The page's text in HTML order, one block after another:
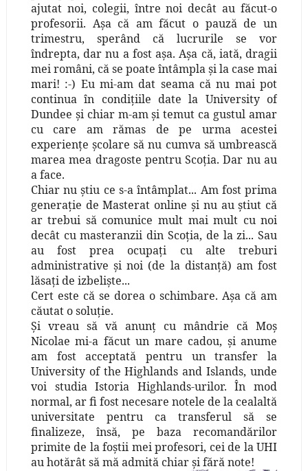
ajutat noi, colegii, între noi decât au făcut-o
profesorii. Aşa că am făcut o pauzăde un
trimestru, sperând că lucrurile se vor
îndrepta, dar nu a fost aşa. Aşa că, iată, dragii
mei români, că se poate întâmpla şi la case mai
mari! :-) Eu mi-am dat seama că nu mai pot
continua în condiţiile date la University of
Dundee şi chiar m-am şi temut ca gustul amar
cu care am rămas de pe urma acestei
experienţe şcolare să nu cumva să umbrească
marea mea dragoste pentru Scoţia. Dar nu au
a face.
Chiar nu ştiu ce s-a întâmplat... Am fost prima
generaţie de Masterat online şi nu au ştiut că
ar trebui să comunice mult mai mult cu noi
decât cu masteranzii din Scoţia, de la zi... Sau
au fost prea ocupaţi cu alte treburi
administrative şi noi (de la distanţă) am fost
lăsaţi de izbelişte...
Cert este că se dorea o schimbare. Aşa că am
căutat o soluţie.
Şi vreau să vă anunţ cu mândrie că Moş
Nicolae mi-a făcut un mare cadou, şi anume
am fost acceptată pentru un transfer la
University of the Highlands and Islands, unde
voi studia Istoria Highlands-urilor. În mod
normal, ar fi fost necesare notele de la cealaltă
universitate pentru ca transferul să se
finalizeze, însă, pe baza recomandărilor
primite de la foştii mei profesori, cei de la UHI
au hotărât să mă admită chiar şi fără note!